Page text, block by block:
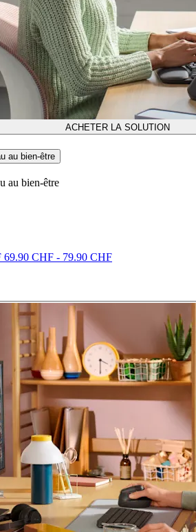
ACHETER LA SOLUTION
au bien-être
au bien-être
69.90 CHF - 79.90 CHF